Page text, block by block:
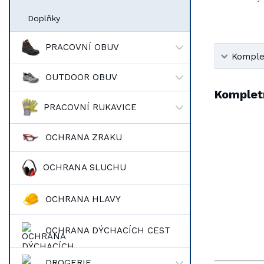
Doplňky
PRACOVNÍ OBUV
OUTDOOR OBUV
PRACOVNÍ RUKAVICE
OCHRANA ZRAKU
OCHRANA SLUCHU
OCHRANA HLAVY
OCHRANA DÝCHACÍCH CEST